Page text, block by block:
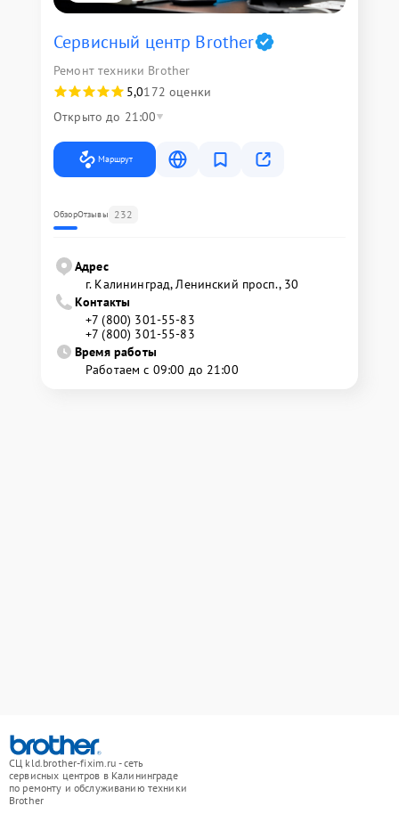
Сервисный центр Brother
Ремонт техники Brother
5,0172 оценки
Открыто до 21:00
Маршрут
ОбзорОтзывы 232
Адрес
г. Калининград, Ленинский просп., 30
Контакты
+7 (800) 301-55-83
+7 (800) 301-55-83
Время работы
Работаем с 09:00 до 21:00
СЦ kld.brother-fixim.ru - сеть
сервисных центров в Калининграде
по ремонту и обслуживанию техники
Brother